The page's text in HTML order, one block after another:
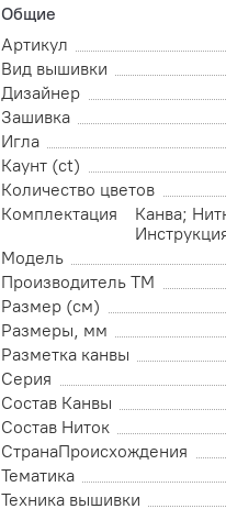
Общие
Артикул
Вид вышивки
Дизайнер
Зашивка
Игла
Каунт (ct)
Количество цветов
Комплектация
Канва;
Модель
Производитель ТМ
Размер (см)
Размеры, мм
Разметка канвы
Серия
Состав Канвы
Состав Ниток
СтранаПроисхождения
Тематика
Техника вышивки